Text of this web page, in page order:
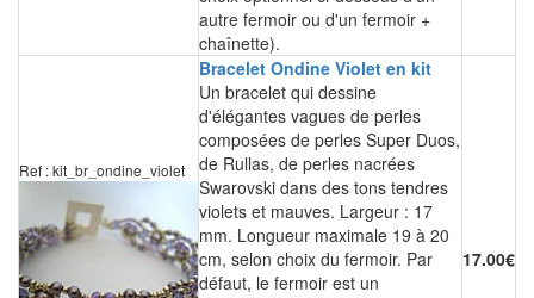
autre fermoir ou d'un fermoir +
chaînette).
Ref : kit_br_ondine_violet
Bracelet Ondine Violet en kit
Un bracelet qui dessine
d'élégantes vagues de perles
composées de perles Super Duos,
de Rullas, de perles nacrées
Swarovski dans des tons tendres
violets et mauves. Largeur : 17
mm. Longueur maximale 19 à 20
cm, selon choix du fermoir. Par
défaut, le fermoir est un
17.00€